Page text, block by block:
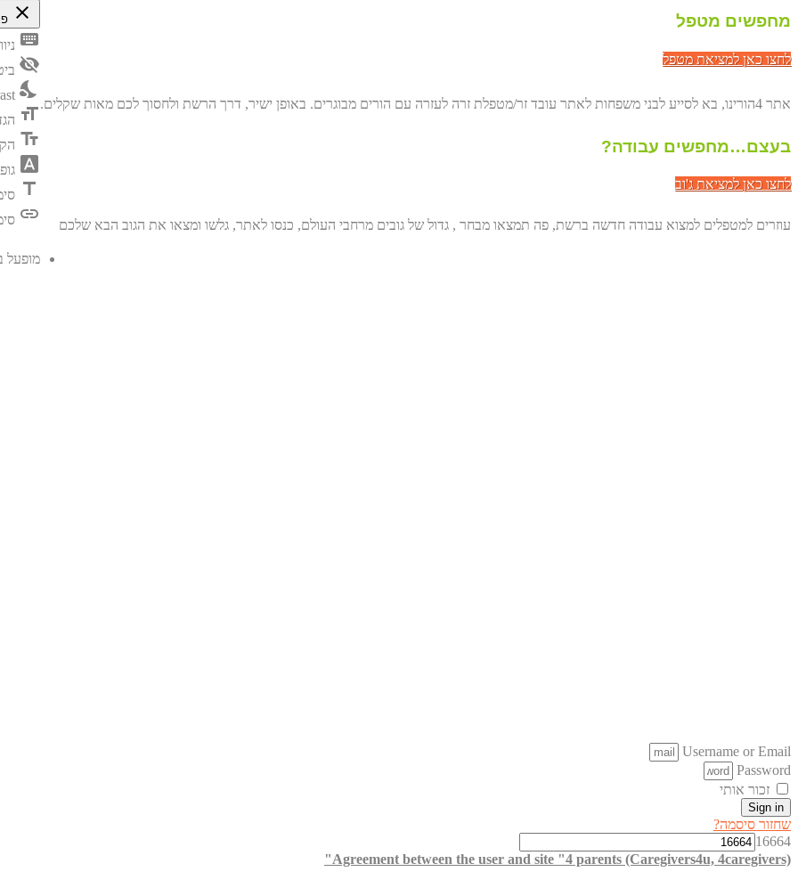
מחפשים מטפל
לחצו כאן למציאת מטפל
אתר 4הורינו, בא לסייע לבני משפחות לאתר עובד זר/מטפלת זרה לעזרה עם הורים מבוגרים. באופן ישיר, דרך הרשת ולחסוך לכם מאות שקלים.
בעצם…מחפשים עבודה?
לחצו כאן למציאת ג'וב
עוזרים למטפלים למצוא עבודה חדשה ברשת, פה תמצאו מבחר , גדול של גובים מרחבי העולם, כנסו לאתר, גלשו ומצאו את הגוב הבא שלכם
close
keyboard
visibility_off
nights_stay
format_size
text_fields
font_download
title
link
מופעל
Username or Email
Password
זכור אותי
Sign in
שחזור סיסמה?
16664
Agreement between the user and site "4 parents (Caregivers4u, 4caregivers)"